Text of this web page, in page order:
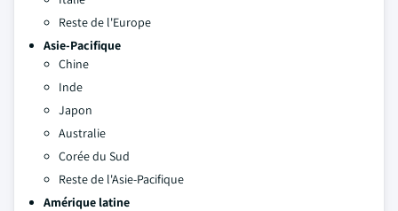
Reste de l'Europe
Asie-Pacifique
Chine
Inde
Japon
Australie
Corée du Sud
Reste de l'Asie-Pacifique
Amérique latine